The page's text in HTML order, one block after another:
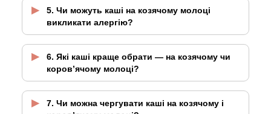
5. Чи можуть каші на козячому молоці
викликати алергію?
6. Які каші краще обрати — на козячому чи
коров’ячому молоці?
7. Чи можна чергувати каші на козячому і